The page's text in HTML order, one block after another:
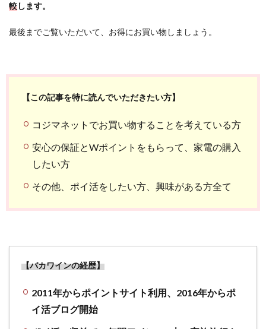
較します。
最後までご覧いただいて、お得にお買い物しましょう。
【この記事を特に読んでいただきたい方】
コジマネットでお買い物することを考えている方
安心の保証とWポイントをもらって、家電の購入
したい方
その他、ポイ活をしたい方、興味がある方全て
【バカワインの経歴】
2011年からポイントサイト利用、2016年からポ
イ活ブログ開始